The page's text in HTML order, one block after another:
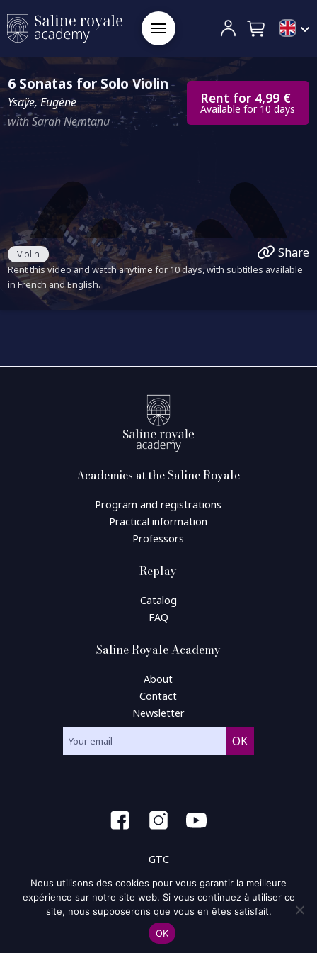
6 Sonatas for Solo Violin
Ysaÿe, Eugène
with Sarah Nemtanu
Rent for 4,99 €
Available for 10 days
Violin Share
Rent this video and watch anytime for 10 days, with subtitles available
in French and English.
Academies at the Saline Royale
Program and registrations
Practical information
Professors
Replay
Catalog
FAQ
Saline Royale Academy
About
Contact
Newsletter
GTC
General condition of use
Privacy policy and policy of the cookie
Site map
Nous utilisons des cookies pour vous garantir la meilleure
expérience sur notre site web. Si vous continuez à utiliser ce
site, nous supposerons que vous en êtes satisfait.
OK